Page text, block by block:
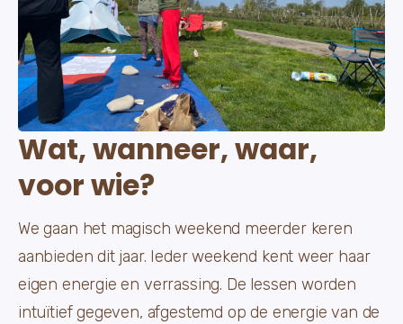
Wat, wanneer, waar,
voor wie?
We gaan het magisch weekend meerder keren
aanbieden dit jaar. Ieder weekend kent weer haar
eigen energie en verrassing. De lessen worden
intuïtief gegeven, afgestemd op de energie van de